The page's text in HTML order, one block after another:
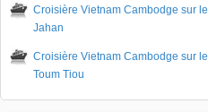
Croisière Vietnam Cambodge sur le
Jahan
Croisière Vietnam Cambodge sur le
Toum Tiou